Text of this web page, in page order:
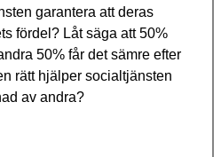
garantera att deras
fördel? Låt säga att 50%
50% får det sämre efter
rätt hjälper socialtjänsten
av andra?